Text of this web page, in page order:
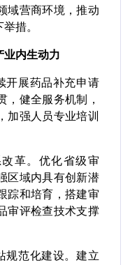
域营商环境，推动
措。
内生动力
展药品补充申请
，健全服务机制，
加强人员专业培训
革。优化省级审
区域内具有创新潜
踪和培育，搭建审
审评检查技术支撑
范化建设。建立